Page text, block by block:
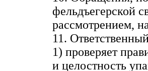
фельдъегерской
рассмотрением,
11.
1) проверяет
и целостность